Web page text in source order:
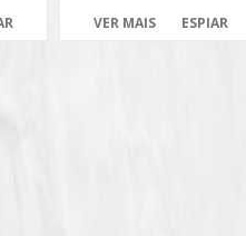
VER MAIS
ESPIAR